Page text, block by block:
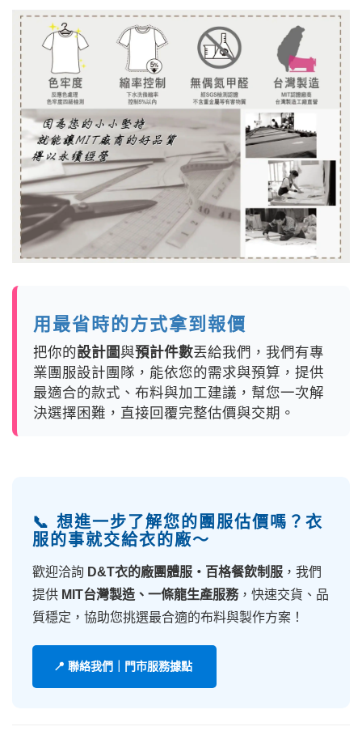
用最省時的方式拿到報價
把你的設計圖與預計件數丟給我們，我們有專
業團服設計團隊，能依您的需求與預算，提供
最適合的款式、布料與加工建議，幫您一次解
決選擇困難，直接回覆完整估價與交期。
📞 想進一步了解您的團服估價嗎？衣
服的事就交給衣的廠～
歡迎洽詢 D&T衣的廠團體服・百格餐飲制服 ，我們
提供 MIT台灣製造、一條龍生產服務，快速交貨、品
質穩定，協助您挑選最合適的布料與製作方案！
📍 聯絡我們｜門市服務據點